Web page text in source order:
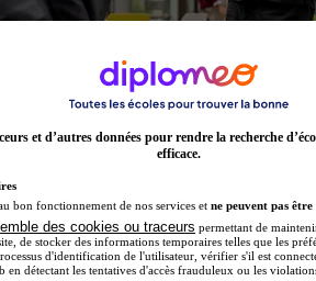
et d’autres données pour rendre la recherche
efficace.
bon fonctionnement de nos services et ne peuvent pas être
des cookies ou traceurs permettant de
de stocker des informations temporaires telles que les
d'identification de l'utilisateur, vérifier s'il est
en détectant les tentatives d'accès frauduleux ou les